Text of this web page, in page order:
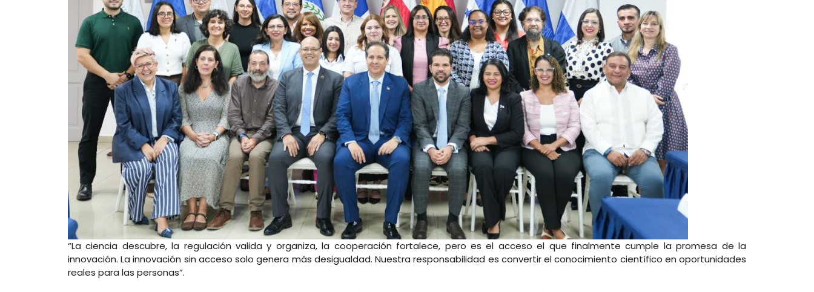
“La ciencia descubre, la regulación valida y organiza, la cooperación fortalece, pero es el acceso el que finalmente cumple la promesa de la
innovación. La innovación sin acceso solo genera más desigualdad. Nuestra responsabilidad es convertir el conocimiento científico en oportunidades
reales para las personas”.